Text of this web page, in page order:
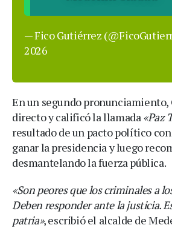
— Fico Gutiérrez
2026
En un segundo pronunciamiento,
directo y calificó la llamada«Paz
resultado de un pacto político
ganar la presidencia y luego
desmantelando la fuerza pública.
«Son peores que los criminales a
Deben responder ante la justicia.
patria», escribió el alcalde de